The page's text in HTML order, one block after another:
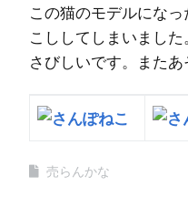
この猫のモデルにな
こししてしまいました。
さびしいです。またあ
売らんかな